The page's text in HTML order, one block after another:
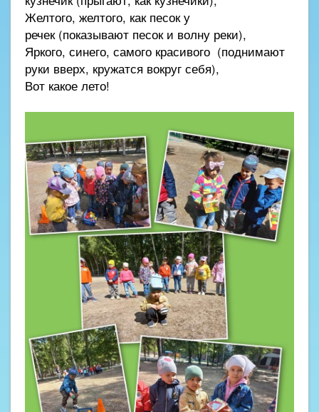
Желтого, желтого, как песок у
речек (показывают песок и волну реки),
Яркого, синего, самого красивого (поднимают
руки вверх, кружатся вокруг себя),
Вот какое лето!